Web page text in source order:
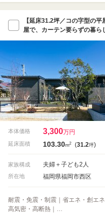
【延床31.2坪／コの字型の
屋で、カーテン要らずの暮ら
本体価格 3,300万円
延床面積 103.30m2 (31.2坪)
家族構成 夫婦＋子ども2人
所在地 福岡県福岡市西区
耐震・免震・制震｜省エネ・創エ
高気密・高断熱｜…